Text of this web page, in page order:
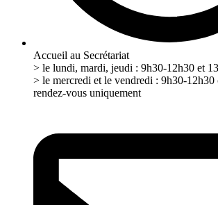
Accueil au Secrétariat
> le lundi, mardi, jeudi : 9h30-12h30 et
> le mercredi et le vendredi : 9h30-12h30
rendez-vous uniquement